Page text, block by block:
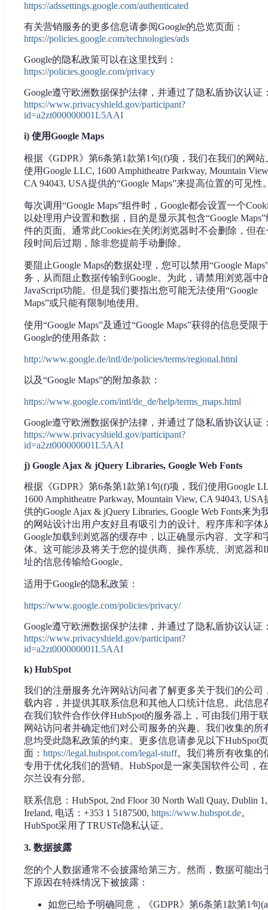
https://adssettings.google.com/authenticated
有关营销服务的更多信息请参阅Google的总览页面：
https://policies.google.com/technologies/ads
Google的隐私政策可以在这里找到：
https://policies.google.com/privacy
Google遵守欧洲数据保护法律，并通过了隐私盾协议认证
https://www.privacyshield.gov/participant?
id=a2zt000000001L5AAI
i) 使用Google Maps
根据《GDPR》第6条第1款第1句(f)项，我们在我们的网站
使用Google LLC, 1600 Amphitheatre Parkway, Mountain
CA 94043, USA提供的“Google Maps”来提高位置的可见性
每次调用“Google Maps”组件时，Google都会设置一个
以处理用户设置和数据，目的是显示其包含“Google Maps”
件的页面。通常此Cookies在关闭浏览器时不会删除，但在
段时间后过期，除非您提前手动删除。
要阻止Google Maps的数据处理，您可以禁用“Google
务，从而阻止数据传输到Google。为此，请禁用浏览器中
JavaScript功能。但是我们要指出您可能无法使用“Google
Maps”或只能有限制地使用。
使用“Google Maps”及通过“Google Maps”获得的信息受限于
Google的使用条款：
http://www.google.de/intl/de/policies/terms/regional.html
以及“Google Maps”的附加条款：
https://www.google.com/intl/de_de/help/terms_maps.html
Google遵守欧洲数据保护法律，并通过了隐私盾协议认证
https://www.privacyshield.gov/participant?
id=a2zt000000001L5AAI
j) Google Ajax & jQuery Libraries, Google Web Fonts
根据《GDPR》第6条第1款第1句(f)项，我们使用Google
1600 Amphitheatre Parkway, Mountain View, CA 94043, USA
供的Google Ajax & jQuery Libraries, Google Web Fonts来为
的网站设计出用户友好且有吸引力的设计。程序库和字体
Google加载到浏览器的缓存中，以正确显示内容、文字和
体。这可能涉及将关于您的提供商、操作系统、浏览器和
址的信息传输给Google。
适用于Google的隐私政策：
https://www.google.com/policies/privacy/
Google遵守欧洲数据保护法律，并通过了隐私盾协议认证
https://www.privacyshield.gov/participant?
id=a2zt000000001L5AAI
k) HubSpot
我们的注册服务允许网站访问者了解更多关于我们的公司
载内容，并提供其联系信息和其他人口统计信息。此信息
在我们软件合作伙伴HubSpot的服务器上，可由我们用于
网站访问者并确定他们对公司服务的兴趣。我们收集的所
息均受此隐私政策的约束。更多信息请参见以下HubSpot页
面： https://legal.hubspot.com/legal-stuff。我们将所有收集的
专用于优化我们的营销。HubSpot是一家美国软件公司，
尔兰设有分部。
联系信息：HubSpot, 2nd Floor 30 North Wall Quay, Dublin 1,
Ireland, 电话：+353 1 5187500, https://www.hubspot.de。
HubSpot采用了TRUSTe隐私认证。
3. 数据披露
您的个人数据通常不会披露给第三方。然而，数据可能出
下原因在特殊情况下被披露：
如您已给予明确同意，《GDPR》第6条第1款第1句